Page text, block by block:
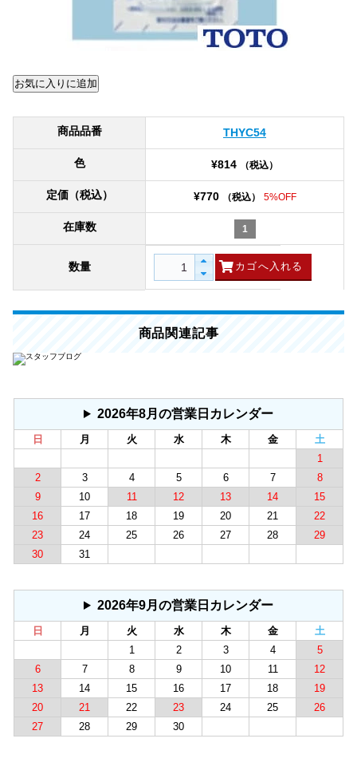
商品品番 THYC54
色 ¥814 （税込）
定価（税込） ¥770 （税込） 5%OFF
在庫数 1
数量
商品関連記事
2026年8月の営業日カレンダー
日 月 火 水 木 金
土
1
2
3 4 5 6 7
8
9
10 11 12 13 14
15
16
17 18 19 20 21
22
23
24 25 26 27 28
29
30
31
2026年9月の営業日カレンダー
日 月 火 水 木 金
土
1
2 3 4
5
6
7 8 9 10 11
12
13
14 15 16 17 18
19
20
21 22 23 24 25
26
27
28 29 30